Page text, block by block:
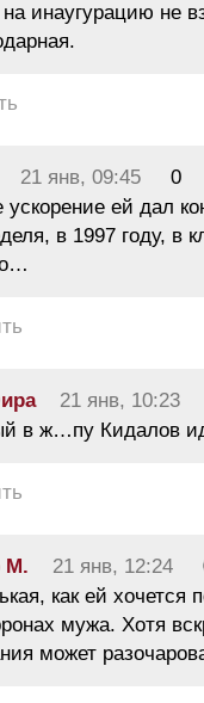
на инаугурацию не
21 янв, 09:45
0
ускорение ей дал
в 1997 году, в
21 янв, 10:23
в ж…пу Кидалов
М. 21 янв, 12:24
как ей хочется
мужа. Хотя
может